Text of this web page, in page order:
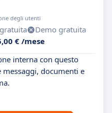
degli utenti
Demo gratuita
€ /mese
interna con questo
documenti e